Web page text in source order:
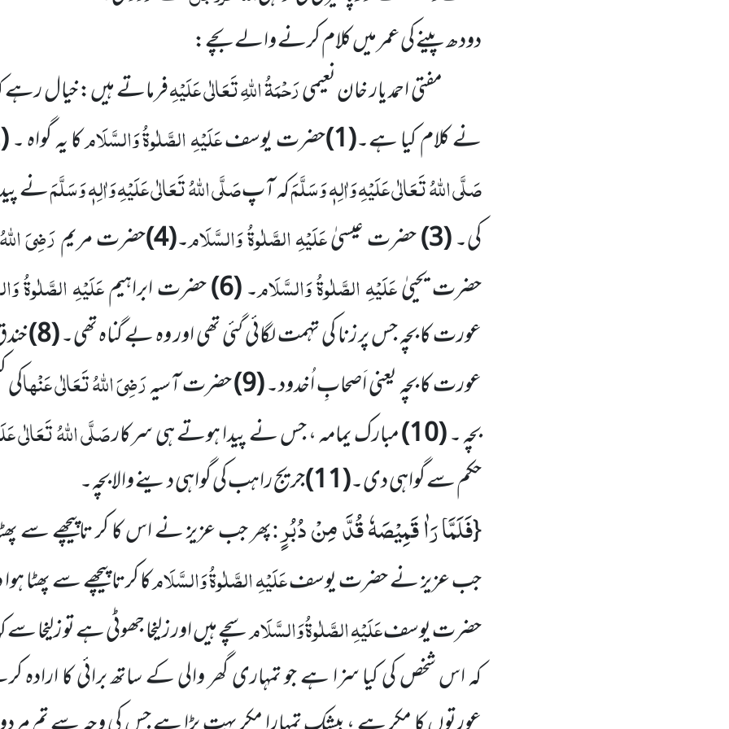
دودھ پینے کی عمر میں کلام کرنے والے بچے:
مفتی احمد یار خان نعیمیرَحْمَۃُ اللہِ تَعَالٰی عَلَیْہِفرماتے ہیں: خیال رہے
نے کلام کیا ہے۔(1) حضرت یوسفعَلَیْہِ الصَّلٰوۃُ وَالسَّلَامکا یہ گواہ ۔(2)
صَلَّی اللہُ تَعَالٰی عَلَیْہِ وَاٰلِہٖ وَسَلَّمَکہ آپصَلَّی اللہُ تَعَالٰی عَلَیْہِ وَاٰلِہٖ وَسَلَّمَنے
کی۔(3) حضرت عیسیٰعَلَیْہِ الصَّلٰوۃُ وَالسَّلَام۔(4) حضرت مریمرَضِیَ
حضرت یحییٰعَلَیْہِ الصَّلٰوۃُ وَالسَّلَام۔(6) حضرت ابراہیمعَلَیْہِ الصَّلٰوۃُ
عورت کا بچہ جس پر زنا کی تہمت لگائی گئی تھی اور وہ بے گناہ تھی۔(8)
عورت کا بچہ یعنی اَصحابِ اُخدود۔(9) حضرت آسیہرَضِیَ اللہُ تَعَالٰی عَنْہا
بچہ ۔(10) مبارک یمامہ ، جس نے پیدا ہوتے ہی سرکارصَلَّی اللہُ تَعَالٰی
حکم سے گواہی دی۔(11)
جریج راہب کی گواہی دینے والا بچہ۔
{فَلَمَّا رَاٰ قَمِیْصَهٗ قُدَّ مِنْ دُبُرٍ:پھر جب عزیز نے اس کا کر تاپیچھے سے
جب عزیز نے حضرت یوسفعَلَیْہِ الصَّلٰوۃُ وَالسَّلَامکا کرتا پیچھے سے پھٹا
حضرت یوسفعَلَیْہِ الصَّلٰوۃُ وَالسَّلَامسچے ہیں اور زلیخا جھوٹی ہے تو زلیخا
کہ اس شخص کی کیا سزا ہے جو تمہاری گھر والی کے ساتھ برائی کا